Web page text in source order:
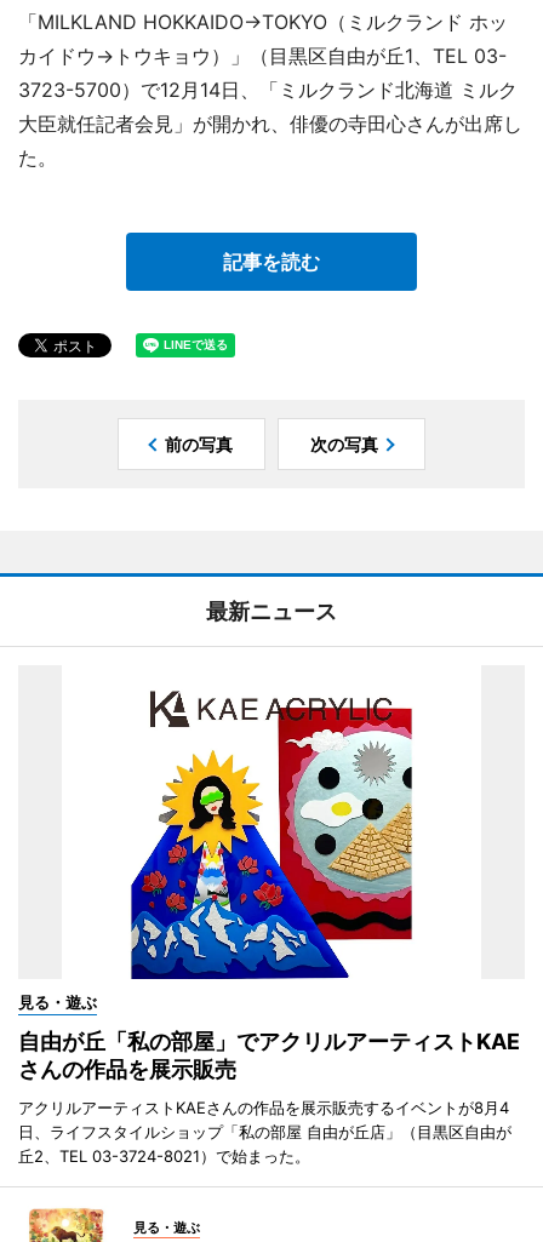
「MILKLAND HOKKAIDO→TOKYO（ミルクランド ホッ
カイドウ→トウキョウ）」（目黒区自由が丘1、TEL 03-
3723-5700）で12月14日、「ミルクランド北海道 ミルク
大臣就任記者会見」が開かれ、俳優の寺田心さんが出席し
た。
記事を読む
前の写真 次の写真
最新ニュース
見る・遊ぶ
自由が丘「私の部屋」でアクリルアーティストKAE
さんの作品を展示販売
アクリルアーティストKAEさんの作品を展示販売するイベントが8月4
日、ライフスタイルショップ「私の部屋 自由が丘店」（目黒区自由が
丘2、TEL 03-3724-8021）で始まった。
見る・遊ぶ